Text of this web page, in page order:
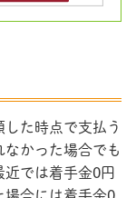
た時点で支払う
かった場合でも
では着手金0円